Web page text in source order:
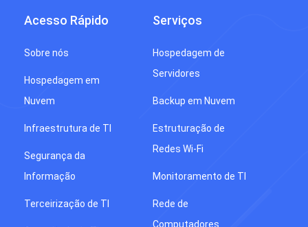
Acesso Rápido
Sobre nós
Hospedagem em
Nuvem
Infraestrutura de TI
Segurança da
Informação
Terceirização de TI
Serviços
Hospedagem de
Servidores
Backup em Nuvem
Estruturação de
Redes Wi-Fi
Monitoramento de TI
Rede de
Computadores